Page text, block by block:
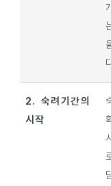
2. 숙려기간의
시작